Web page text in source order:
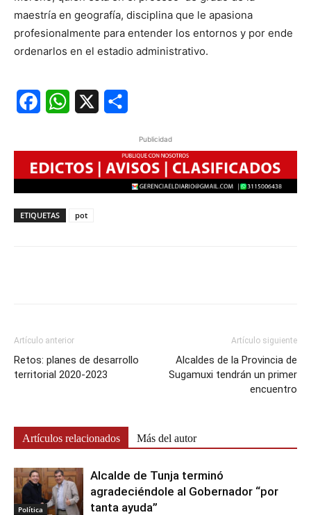
maestría en geografía, disciplina que le apasiona
profesionalmente para entender los entornos y por ende
ordenarlos en el estadio administrativo.
FacebookWhatsApp
Publicidad
ETIQUETAS pot
Artículo anterior
Retos: planes de desarrollo
territorial 2020-2023
Artículo siguiente
Alcaldes de la Provincia de
Sugamuxi tendrán un primer
encuentro
Artículos relacionados Más del autor
Política
Alcalde de Tunja terminó
agradeciéndole al Gobernador “por
tanta ayuda”